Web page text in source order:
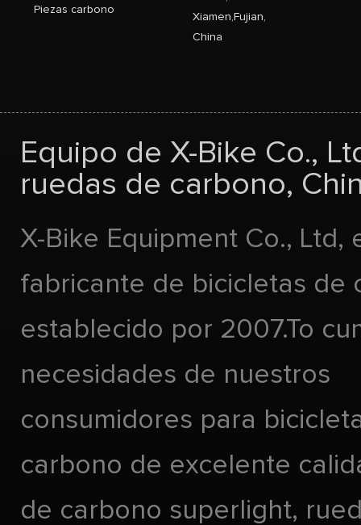
Piezas carbono
Xiamen,Fujian,
China
Equipo de X-Bike Co.,
ruedas de carbono,
X-Bike Equipment Co., Ltd,
fabricante de bicicletas de
establecido por 2007.To
necesidades de nuestros
consumidores para
carbono de excelente
de carbono superlight,